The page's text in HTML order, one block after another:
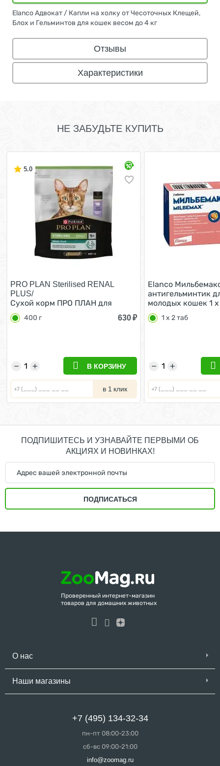
Elanco Адвокат / Капли на холку от Чесоточных Клещей,
Блох и Гельминтов для кошек весом до 4 кг
Отзывы
Характеристики
НЕ ЗАБУДЬТЕ КУПИТЬ
5.0
PRO PLAN Sterilised RENAL
PLUS/
Сухой корм ПРО ПЛАН для
взрослых кошек для
поддержания здоровья почек
400 г 630₽
+
− В КОРЗИНУ
в 1 клик
Elanco
антигельминтик
молодых кошек 1 х
1 х 2 таб
+
−
ПОДПИШИТЕСЬ И УЗНАВАЙТЕ ПЕРВЫМИ ОБ
АКЦИЯХ И НОВИНКАХ!
ПОДПИСАТЬСЯ
Проверенный интернет-магазин
товаров для домашних животных
О нас
Наши магазины
+7 (495) 134-32-34
пн-пт 08:00-23:00
сб-вс 09:00-21:00
info@zoomag.ru